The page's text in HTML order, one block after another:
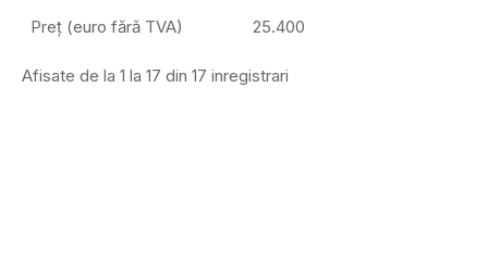
Preț (euro fără TVA)
25.400
Afisate de la 1 la 17 din 17 inregistrari